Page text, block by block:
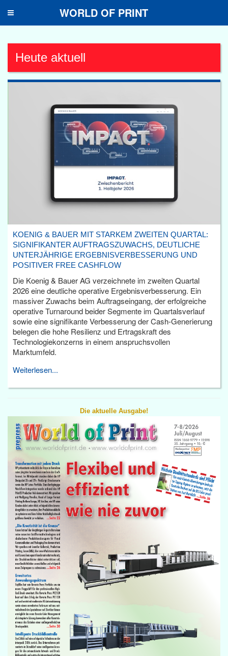
Toggle
WORLD OF PRINT
Heute aktuell
KOENIG & BAUER MIT STARKEM ZWEITEN QUARTAL:
SIGNIFIKANTER AUFTRAGSZUWACHS, DEUTLICHE
UNTERJÄHRIGE ERGEBNISVERBESSERUNG UND
POSITIVER FREE CASHFLOW
Die Koenig & Bauer AG verzeichnete im zweiten Quartal
2026 eine deutliche operative Ergebnisverbesserung. Ein
massiver Zuwachs beim Auftragseingang, der erfolgreiche
operative Turnaround beider Segmente im Quartalsverlauf
sowie eine signifikante Verbesserung der Cash-Generierung
belegen die hohe Resilienz und Ertragskraft des
Technologiekonzerns in einem anspruchsvollen
Marktumfeld.
Weiterlesen...
Die aktuelle Ausgabe!